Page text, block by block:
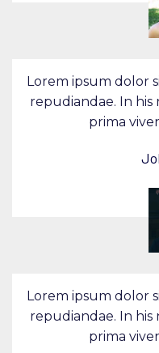
Lorem ipsum dolor
repudiandae. In
prima
Lorem ipsum dolor
repudiandae. In
prima